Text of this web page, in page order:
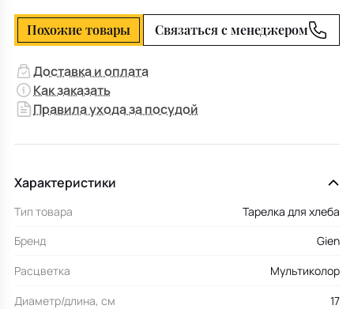
Похожие товары Связаться с менеджером
Доставка и оплата
Как заказать
Правила ухода за посудой
Характеристики
Тип товара
Тарелка для хлеба
Бренд
Gien
Расцветка
Мультиколор
Диаметр/длина, см
17